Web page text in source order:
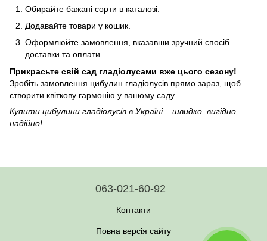
Обирайте бажані сорти в каталозі.
Додавайте товари у кошик.
Оформлюйте замовлення, вказавши зручний спосіб
доставки та оплати.
Прикрасьте свій сад гладіолусами вже цього сезону!
Зробіть замовлення цибулин гладіолусів прямо зараз, щоб
створити квіткову гармонію у вашому саду.
Купити цибулини гладіолусів в Україні – швидко, вигідно,
надійно!
063-021-60-92
Контакти
Повна версія сайту